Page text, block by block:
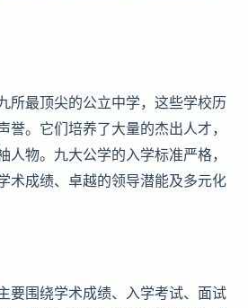
所最顶尖的公立中学，这些学校历
誉。它们培养了大量的杰出人才，
人物。九大公学的入学标准严格，
术成绩、卓越的领导潜能及多元化
要围绕学术成绩、入学考试、面试